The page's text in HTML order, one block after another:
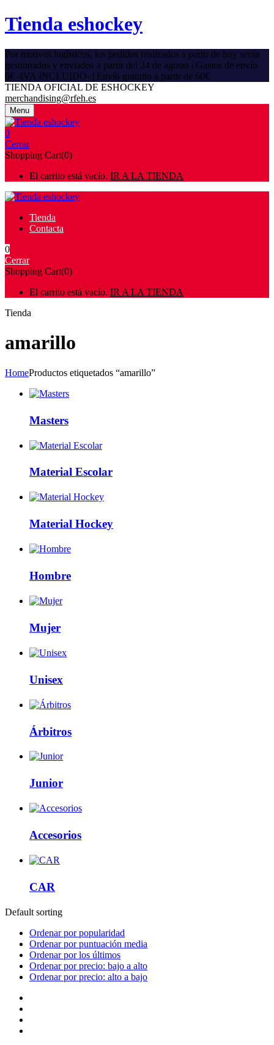
Tienda eshockey
Por motivos logísticos, los pedidos realizados a partir de hoy serán
gestionados y enviados a partir del 24 de agosto | Gastos de envío
6€ -IVA INCLUIDO- | Envío gratuito a partir de 60€
TIENDA OFICIAL DE ESHOCKEY
merchandising@rfeh.es
Menu
0
Cerrar
Shopping Cart(0)
El carrito está vacío. IR A LA TIENDA
Tienda
Contacta
0
Cerrar
Shopping Cart(0)
El carrito está vacío. IR A LA TIENDA
Tienda
amarillo
HomeProductos etiquetados “amarillo”
Masters
Material Escolar
Material Hockey
Hombre
Mujer
Unisex
Árbitros
Junior
Accesorios
CAR
Default sorting
Ordenar por popularidad
Ordenar por puntuación media
Ordenar por los últimos
Ordenar por precio: bajo a alto
Ordenar por precio: alto a bajo